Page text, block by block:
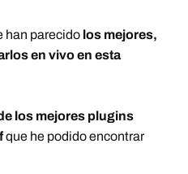
han parecido los mejores,
en vivo en esta
los mejores plugins
que he podido encontrar